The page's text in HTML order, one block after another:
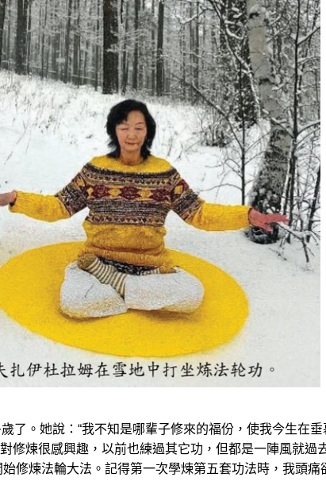
了。她說：“我不知是哪輩子修來的福份，使我今生在
修煉很感興趣，以前也練過其它功，但都是一陣風就過
修煉法輪大法。記得第一次學煉第五套功法時，我頭痛